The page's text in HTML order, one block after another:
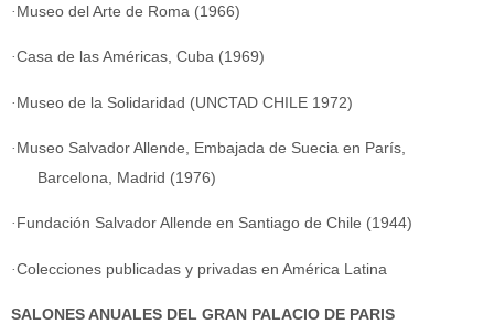
·Museo del Arte de Roma (1966)
·Casa de las Américas, Cuba (1969)
·Museo de la Solidaridad (UNCTAD CHILE 1972)
·Museo Salvador Allende, Embajada de Suecia en París,
Barcelona, Madrid (1976)
·Fundación Salvador Allende en Santiago de Chile (1944)
·Colecciones publicadas y privadas en América Latina
SALONES ANUALES DEL GRAN PALACIO DE PARIS